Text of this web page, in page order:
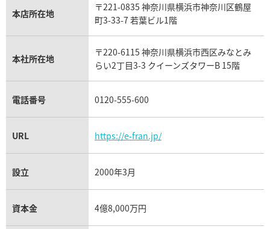
カルティエ買取
フランク ミュラー買取
リシャール・ミル買取
パネライ買取
チューダー（チュードル）買取
本店所在地
〒221-0835 神奈川県横浜市神奈川区鶴屋
町3-33-7 若葉ビル1階
本社所在地
〒220-6115 神奈川県横浜市西区みなとみ
らい2丁目3-3 クイーンズタワーB 15階
電話番号 0120-555-600
URL https://e-fran.jp/
設立 2000年3月
資本金 4億8,000万円